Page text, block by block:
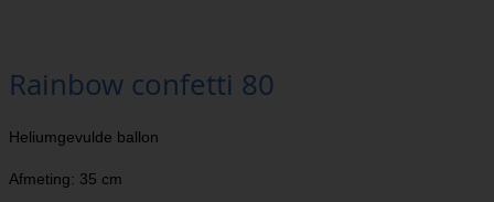
Rainbow confetti 80
Heliumgevulde ballon
Afmeting: 35 cm